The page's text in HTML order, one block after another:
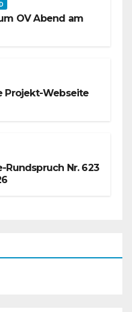
OV Abend am
Projekt-Webseite
Rundspruch Nr. 623